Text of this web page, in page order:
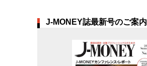
J-MONEY誌最新号のご案内